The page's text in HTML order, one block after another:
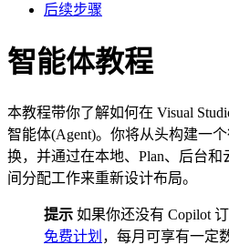
后续步骤
智能体教程
本教程带你了解如何在 Visual
智能体(Agent)。你将从头构建一
换，并通过在本地、Plan、后台和
间分配工作来重新设计布局。
提示 如果你还没有 Copilot
免费计划 ，每月可享有一定